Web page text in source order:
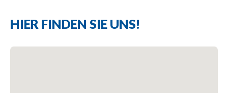
HIER FINDEN SIE UNS!